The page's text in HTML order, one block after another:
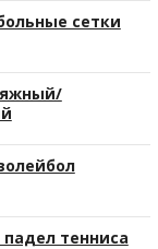
сетки
тенниса